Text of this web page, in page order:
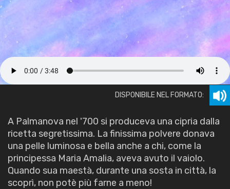
DISPONIBILE NEL FORMATO:
A Palmanova nel '700 si produceva una cipria dalla
ricetta segretissima. La finissima polvere donava
una pelle luminosa e bella anche a chi, come la
principessa Maria Amalia, aveva avuto il vaiolo.
Quando sua maestà, durante una sosta in città, la
scoprì, non potè più farne a meno!